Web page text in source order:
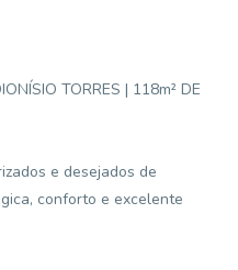
TORRES | 118m² DE
e desejados de
conforto e excelente